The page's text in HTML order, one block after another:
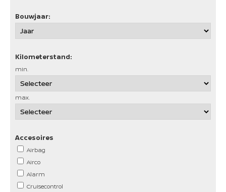
Bouwjaar:
Kilometerstand:
min.
max.
Accesoires
Airbag
Airco
Alarm
Cruisecontrol